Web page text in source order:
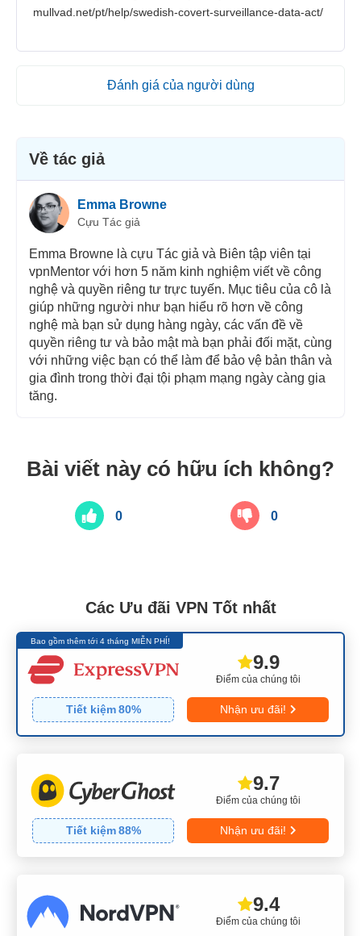
mullvad.net/pt/help/swedish-covert-surveillance-data-act/
Đánh giá của người dùng
Về tác giả
Emma Browne
Cựu Tác giả
Emma Browne là cựu Tác giả và Biên tập viên tại
vpnMentor với hơn 5 năm kinh nghiệm viết về công
nghệ và quyền riêng tư trực tuyến. Mục tiêu của cô là
giúp những người như bạn hiểu rõ hơn về công
nghệ mà bạn sử dụng hàng ngày, các vấn đề về
quyền riêng tư và bảo mật mà bạn phải đối mặt, cùng
với những việc bạn có thể làm để bảo vệ bản thân và
gia đình trong thời đại tội phạm mạng ngày càng gia
tăng.
Bài viết này có hữu ích không?
0 0
Các Ưu đãi VPN Tốt nhất
Bao gồm thêm tới 4 tháng MIỄN PHÍ!
Điểm của chúng tôi
9.9
Tiết kiệm 80% Nhận ưu đãi!
Điểm của chúng tôi
9.7
Tiết kiệm 88% Nhận ưu đãi!
Điểm của chúng tôi
9.4